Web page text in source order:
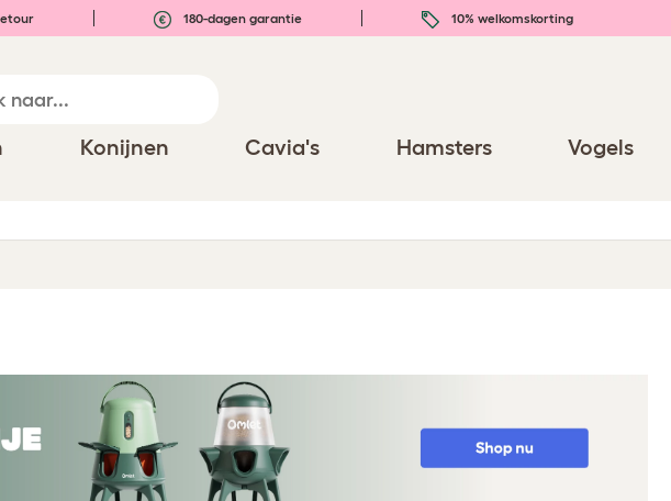
180-dagen garantie 10% welkomskorting
Konijnen Cavia's Hamsters Vogels